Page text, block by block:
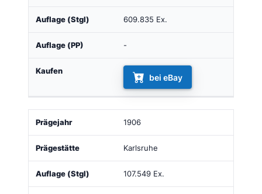
609.835 Ex.
-
bei eBay
1906
Karlsruhe
107.549 Ex.